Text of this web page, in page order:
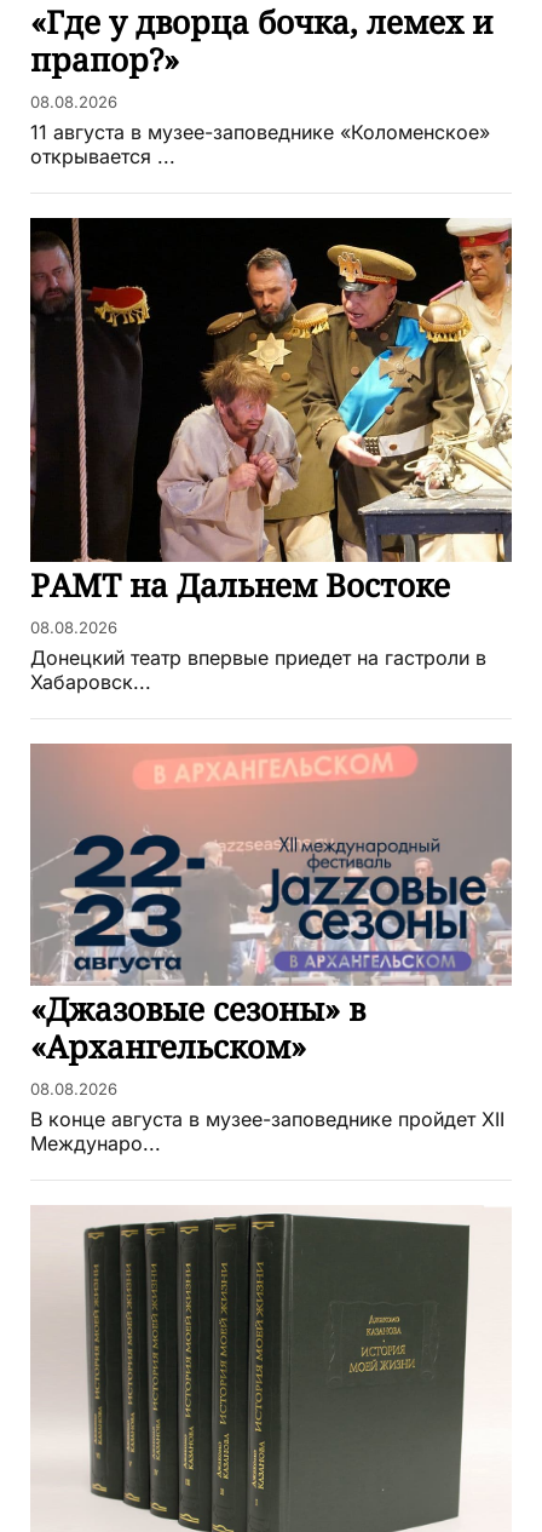
«Где у дворца бочка, лемех и
прапор?»
08.08.2026
11 августа в музее-заповеднике «Коломенское»
открывается ...
РАМТ на Дальнем Востоке
08.08.2026
Донецкий театр впервые приедет на гастроли в
Хабаровск...
«Джазовые сезоны» в
«Архангельском»
08.08.2026
В конце августа в музее-заповеднике пройдет XII
Междунаро...